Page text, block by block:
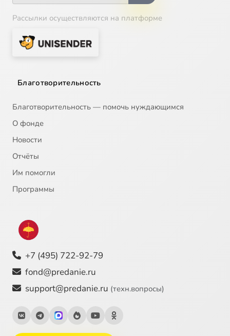
Рассылки осуществляются на платформе
Благотворительность
Благотворительность — помочь нуждающимся
О фонде
Новости
Отчёты
Им помогли
Программы
+7 (495) 722-92-79
fond@predanie.ru
support@predanie.ru (техн.вопросы)